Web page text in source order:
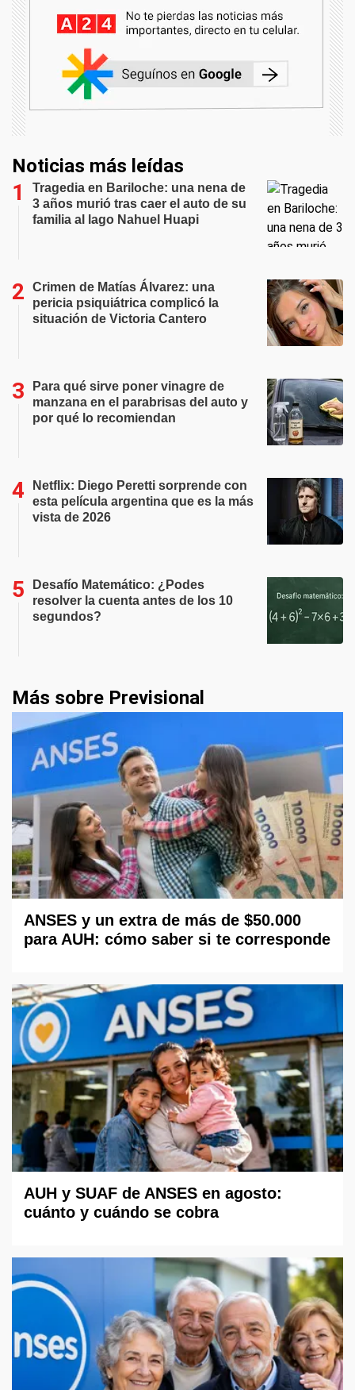
Noticias más leídas
Tragedia en Bariloche: una nena de
3 años murió tras caer el auto de su
familia al lago Nahuel Huapi
Crimen de Matías Álvarez: una
pericia psiquiátrica complicó la
situación de Victoria Cantero
Para qué sirve poner vinagre de
manzana en el parabrisas del auto y
por qué lo recomiendan
Netflix: Diego Peretti sorprende con
esta película argentina que es la más
vista de 2026
Desafío Matemático: ¿Podes
resolver la cuenta antes de los 10
segundos?
Más sobre Previsional
ANSES y un extra de más de $50.000
para AUH: cómo saber si te corresponde
AUH y SUAF de ANSES en agosto:
cuánto y cuándo se cobra